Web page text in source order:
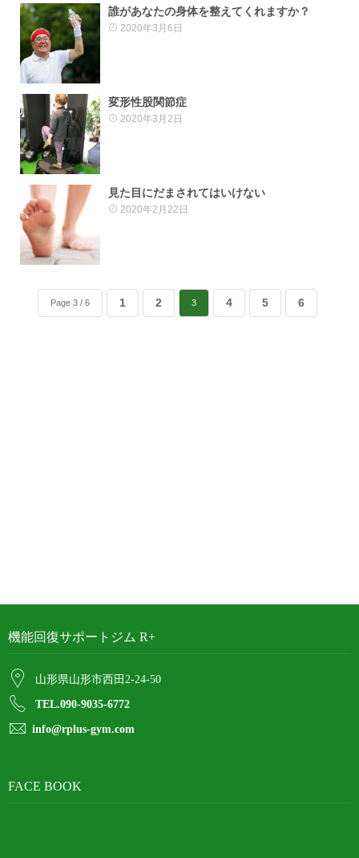
誰があなたの身体を整えてくれますか？
2020年3月6日
変形性股関節症
2020年3月2日
見た目にだまされてはいけない
2020年2月22日
Page 3 / 6 1 2 3 4 5 6
機能回復サポートジム R+
山形県山形市西田2-24-50
TEL.090-9035-6772
info@rplus-gym.com
FACE BOOK